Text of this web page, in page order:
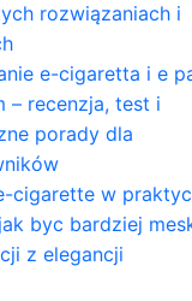
rozwiązaniach i
e-cigaretta i e
– recenzja, test i
porady dla
cigarette w
byc bardziej
z elegancji